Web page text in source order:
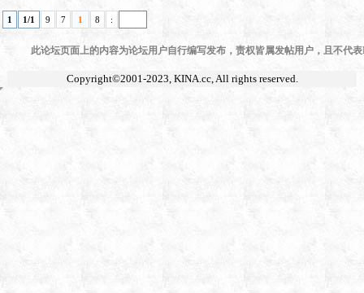
1 1/1 9 7 1 8 :
此论坛页面上的内容为论坛用户自行编写发布，责权皆属发帖用户，且不代
Copyright©2001-2023, KINA.cc, All rights reserved.